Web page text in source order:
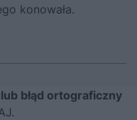
konowała.
błąd ortograficzny
.